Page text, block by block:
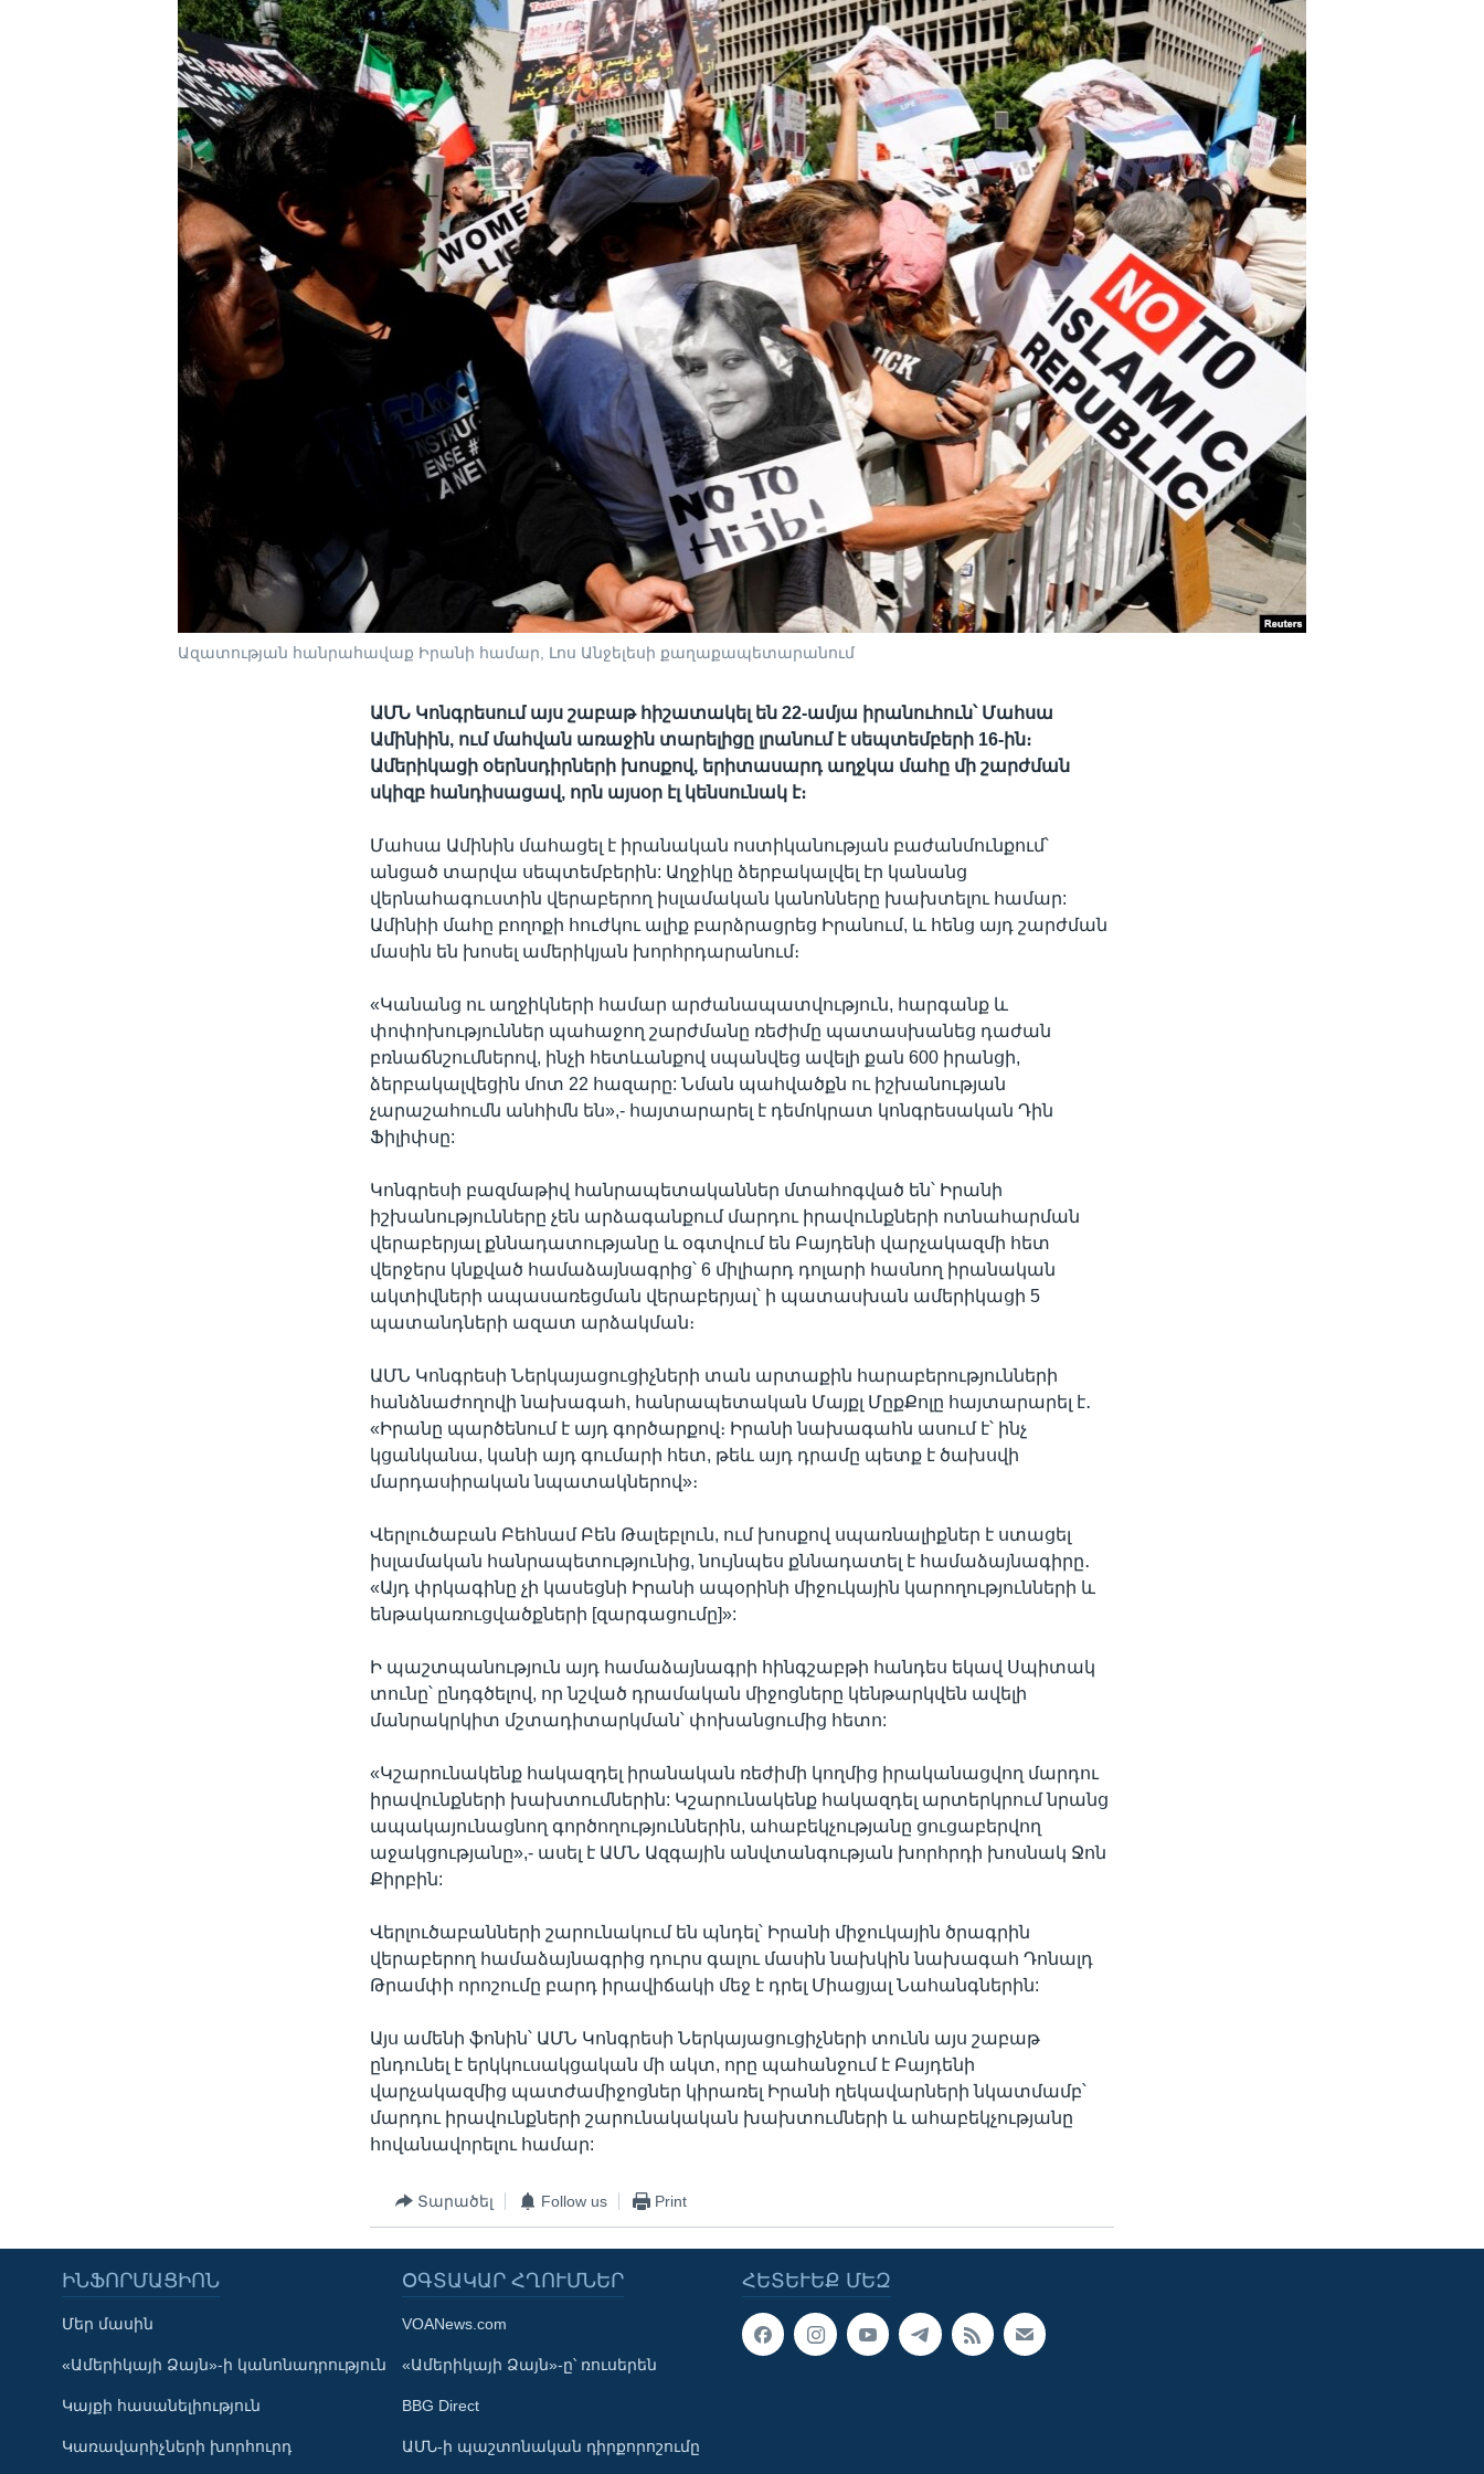
Learning English
ՀԵՏԵՒԵՔ ՄԵԶ
Ազատության հանրահավաք Իրանի համար, Լոս Անջելեսի քաղաքապետարանում
ԱՄՆ Կոնգրեսում այս շաբաթ հիշատակել են 22-ամյա իրանուհուն՝ Մահսա
Ամինիին, ում մահվան առաջին տարելիցը լրանում է սեպտեմբերի 16-ին։
Ամերիկացի օերնսդիրների խոսքով, երիտասարդ աղջկա մահը մի շարժման
սկիզբ հանդիսացավ, որն այսօր էլ կենսունակ է։
Մահսա Ամինին մահացել է իրանական ոստիկանության բաժանմունքում՝
անցած տարվա սեպտեմբերին: Աղջիկը ձերբակալվել էր կանանց
վերնահագուստին վերաբերող իսլամական կանոնները խախտելու համար:
Ամինիի մահը բողոքի հուժկու ալիք բարձրացրեց Իրանում, և հենց այդ շարժման
մասին են խոսել ամերիկյան խորհրդարանում։
«Կանանց ու աղջիկների համար արժանապատվություն, հարգանք և
փոփոխություններ պահաջող շարժմանը ռեժիմը պատասխանեց դաժան
բռնաճնշումներով, ինչի հետևանքով սպանվեց ավելի քան 600 իրանցի,
ձերբակալվեցին մոտ 22 հազարը: Նման պահվածքն ու իշխանության
չարաշահումն անհիմն են»,- հայտարարել է դեմոկրատ կոնգրեսական Դին
Ֆիլիփսը:
Կոնգրեսի բազմաթիվ հանրապետականներ մտահոգված են՝ Իրանի
իշխանությունները չեն արձագանքում մարդու իրավունքների ոտնահարման
վերաբերյալ քննադատությանը և օգտվում են Բայդենի վարչակազմի հետ
վերջերս կնքված համաձայնագրից՝ 6 միլիարդ դոլարի հասնող իրանական
ակտիվների ապասառեցման վերաբերյալ՝ ի պատասխան ամերիկացի 5
պատանդների ազատ արձակման։
ԱՄՆ Կոնգրեսի Ներկայացուցիչների տան արտաքին հարաբերությունների
հանձնաժողովի նախագահ, հանրապետական Մայքլ ՄըքՔոլը հայտարարել է․
«Իրանը պարծենում է այդ գործարքով։ Իրանի նախագահն ասում է՝ ինչ
կցանկանա, կանի այդ գումարի հետ, թեև այդ դրամը պետք է ծախսվի
մարդասիրական նպատակներով»։
Վերլուծաբան Բեհնամ Բեն Թալեբլուն, ում խոսքով սպառնալիքներ է ստացել
իսլամական հանրապետությունից, նույնպես քննադատել է համաձայնագիրը․
«Այդ փրկագինը չի կասեցնի Իրանի ապօրինի միջուկային կարողությունների և
ենթակառուցվածքների [զարգացումը]»:
Ի պաշտպանություն այդ համաձայնագրի հինգշաբթի հանդես եկավ Սպիտակ
տունը՝ ընդգծելով, որ նշված դրամական միջոցները կենթարկվեն ավելի
մանրակրկիտ մշտադիտարկման՝ փոխանցումից հետո:
«Կշարունակենք հակազդել իրանական ռեժիմի կողմից իրականացվող մարդու
իրավունքների խախտումներին: Կշարունակենք հակազդել արտերկրում նրանց
ապակայունացնող գործողություններին, ահաբեկչությանը ցուցաբերվող
աջակցությանը»,- ասել է ԱՄՆ Ազգային անվտանգության խորհրդի խոսնակ Ջոն
Քիրբին:
Վերլուծաբանների շարունակում են պնդել՝ Իրանի միջուկային ծրագրին
վերաբերող համաձայնագրից դուրս գալու մասին նախկին նախագահ Դոնալդ
Թրամփի որոշումը բարդ իրավիճակի մեջ է դրել Միացյալ Նահանգներին:
Այս ամենի ֆոնին՝ ԱՄՆ Կոնգրեսի Ներկայացուցիչների տունն այս շաբաթ
ընդունել է երկկուսակցական մի ակտ, որը պահանջում է Բայդենի
վարչակազմից պատժամիջոցներ կիրառել Իրանի ղեկավարների նկատմամբ՝
մարդու իրավունքների շարունակական խախտումների և ահաբեկչությանը
հովանավորելու համար:
Տարածել Follow us Print
ՀԵՏԵՒԵՔ ՄԵԶ
ԻՆՖՈՐՄԱՑԻՈՆ
Մեր մասին
«Ամերիկայի Ձայն»-ի կանոնադրություն
Կայքի հասանելիություն
Կառավարիչների խորհուրդ
ՕԳՏԱԿԱՐ ՀՂՈՒՄՆԵՐ
VOANews.com
«Ամերիկայի Ձայն»-ը՝ ռուսերեն
BBG Direct
ԱՄՆ-ի պաշտոնական դիրքորոշումը